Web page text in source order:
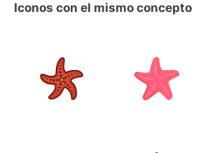
Iconos con el mismo concepto